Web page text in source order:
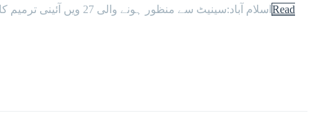
اسلام آباد:سینیٹ سے منظور ہونے والی 27 ویں آئینی ترمیم کا بل قومی اسمبلی میں منظوری کے لیے پیش کر دیا گیا جس پر اپوزیشن نے احتجاج کیا۔قومی اسمبلی کا اجلاس آدھا گھنٹہ تاخیر سے Read